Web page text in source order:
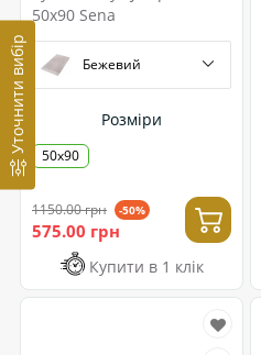
Уточнити вибір
50x90 Sena
Бежевий
Розміри
50х90
1150.00 грн -50%
575.00 грн
Купити в 1 клік